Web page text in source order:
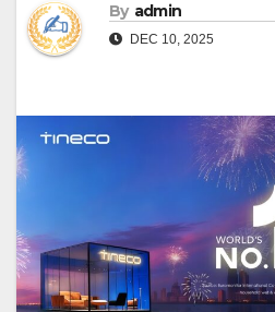
By admin
DEC 10, 2025